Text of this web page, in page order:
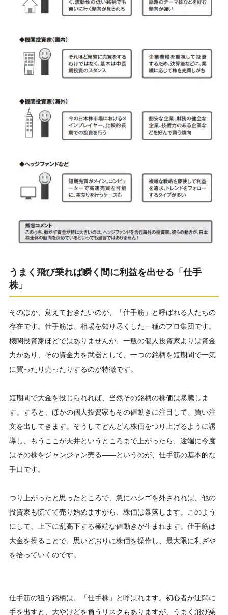
うまく飛び乗れば瞬く間に利益を出せる「仕手
株」
そのほか、覚えておきたいのが、「仕手筋」と呼ばれる人たちの
存在です。仕手筋は、相場を知り尽くした一種のプロ集団です。
機関投資家ほどではありませんが、一般の個人投資家よりは資金
力があり、その資金力を武器として、一つの銘柄を短期間で一気
に買ったり売ったりするのが特徴です。
短期間で大金を投じられれば、当然その銘柄の株価は暴騰しま
す。すると、ほかの個人投資家もその値動きに注目して、買い注
文を出してきます。そうしてどんどん株価をつり上げるように誘
導し、もうここが天井というところまで上がったら、途端に今度
はその株をジャンジャン売る――というのが、仕手筋の基本的な
手口です。
つり上がったと思ったところで、急にハシゴを外されれば、他の
投資家も慌てて売り始めますから、株価は暴落します。このよう
にして、上下に乱高下する極端な値動きが生まれます。仕手筋は
大金を操ることで、思いどおりに株価を操作し、最大限に利ざや
を拾っていくのです。
仕手筋の狙う銘柄は、「仕手株」と呼ばれます。初心者が迂闊に
手を出すと、大やけどを負うリスクもありますが、うまく飛び乗